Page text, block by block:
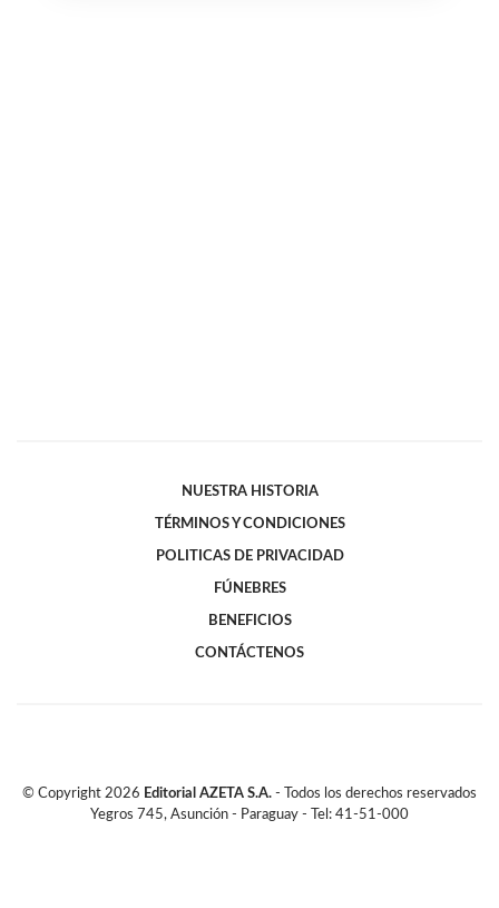
NUESTRA HISTORIA
TÉRMINOS Y CONDICIONES
POLITICAS DE PRIVACIDAD
FÚNEBRES
BENEFICIOS
CONTÁCTENOS
© Copyright 2026 Editorial AZETA S.A. - Todos los derechos reservados
Yegros 745, Asunción - Paraguay - Tel: 41-51-000